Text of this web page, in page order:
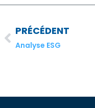
PRÉCÉDENT
Analyse ESG